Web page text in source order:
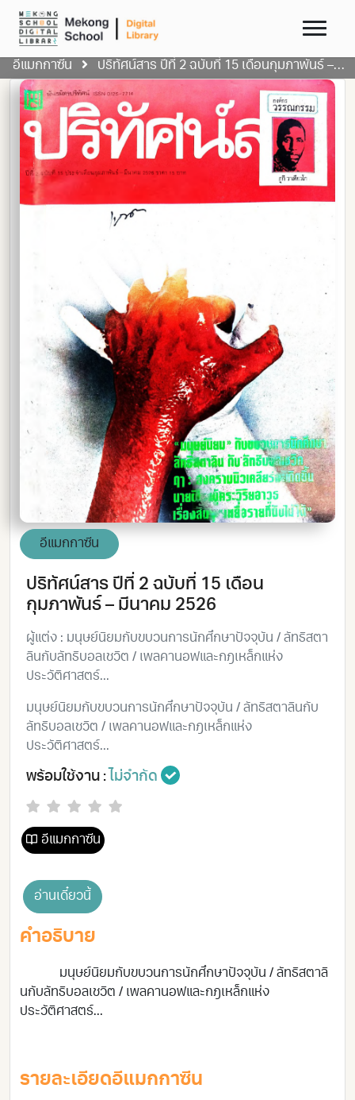
อีแมกกาซีน ปริทัศน์สาร ปีที่ 2 ฉบับที่ 15 เดือนกุมภาพันธ์ – มีนาคม 2526
อีแมกกาซีน
ปริทัศน์สาร ปีที่ 2 ฉบับที่ 15 เดือน
กุมภาพันธ์ – มีนาคม 2526
ผู้แต่ง : มนุษย์นิยมกับขบวนการนักศึกษาปัจจุบัน / ลัทธิสตา
ลินกับลัทธิบอลเชวิต / เพลคานอฟและกฎเหล็กแห่ง
ประวัติศาสตร์...
มนุษย์นิยมกับขบวนการนักศึกษาปัจจุบัน / ลัทธิสตาลินกับ
ลัทธิบอลเชวิต / เพลคานอฟและกฎเหล็กแห่ง
ประวัติศาสตร์...
พร้อมใช้งาน : ไม่จำกัด
อีแมกกาซีน
อ่านเดี๋ยวนี้
คำอธิบาย
มนุษย์นิยมกับขบวนการนักศึกษาปัจจุบัน / ลัทธิสตาลิ
นกับลัทธิบอลเชวิต / เพลคานอฟและกฎเหล็กแห่ง
ประวัติศาสตร์...
รายละเอียดอีแมกกาซีน